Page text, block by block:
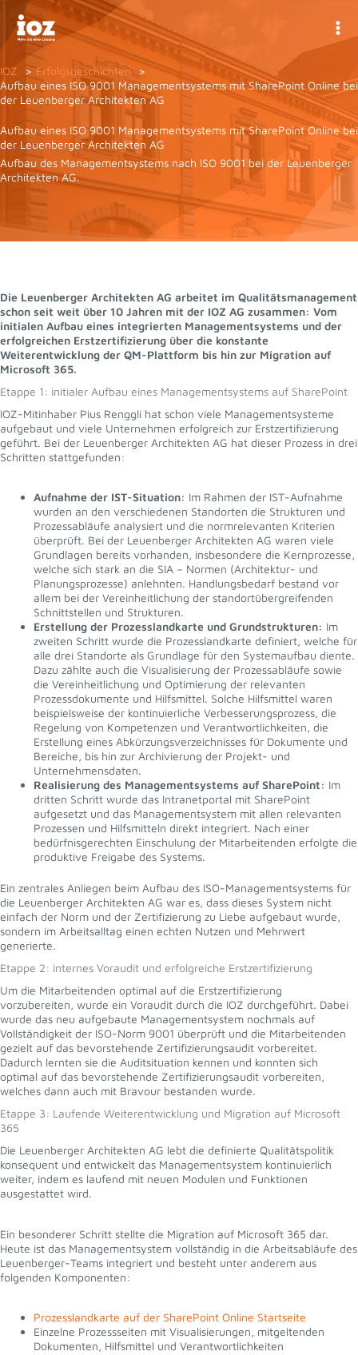
Inhalt
springen
IOZ
Erfolgsgeschichten
Aufbau eines ISO 9001 Managementsystems mit SharePoint Online bei
der Leuenberger Architekten AG
Aufbau eines ISO 9001 Managementsystems mit SharePoint Online bei
der Leuenberger Architekten AG
Aufbau des Managementsystems nach ISO 9001 bei der Leuenberger
Architekten AG.
Die Leuenberger Architekten AG arbeitet im Qualitätsmanagement
schon seit weit über 10 Jahren mit der IOZ AG zusammen: Vom
initialen Aufbau eines integrierten Managementsystems und der
erfolgreichen Erstzertifizierung über die konstante
Weiterentwicklung der QM-Plattform bis hin zur Migration auf
Microsoft 365.
Etappe 1: initialer Aufbau eines Managementsystems auf SharePoint
IOZ-Mitinhaber Pius Renggli hat schon viele Managementsysteme
aufgebaut und viele Unternehmen erfolgreich zur Erstzertifizierung
geführt. Bei der Leuenberger Architekten AG hat dieser Prozess in drei
Schritten stattgefunden:
Aufnahme der IST-Situation: Im Rahmen der IST-Aufnahme
wurden an den verschiedenen Standorten die Strukturen und
Prozessabläufe analysiert und die normrelevanten Kriterien
überprüft. Bei der Leuenberger Architekten AG waren viele
Grundlagen bereits vorhanden, insbesondere die Kernprozesse,
welche sich stark an die SIA – Normen (Architektur- und
Planungsprozesse) anlehnten. Handlungsbedarf bestand vor
allem bei der Vereinheitlichung der standortübergreifenden
Schnittstellen und Strukturen.
Erstellung der Prozesslandkarte und Grundstrukturen: Im
zweiten Schritt wurde die Prozesslandkarte definiert, welche für
alle drei Standorte als Grundlage für den Systemaufbau diente.
Dazu zählte auch die Visualisierung der Prozessabläufe sowie
die Vereinheitlichung und Optimierung der relevanten
Prozessdokumente und Hilfsmittel. Solche Hilfsmittel waren
beispielsweise der kontinuierliche Verbesserungsprozess, die
Regelung von Kompetenzen und Verantwortlichkeiten, die
Erstellung eines Abkürzungsverzeichnisses für Dokumente und
Bereiche, bis hin zur Archivierung der Projekt- und
Unternehmensdaten.
Realisierung des Managementsystems auf SharePoint: Im
dritten Schritt wurde das Intranetportal mit SharePoint
aufgesetzt und das Managementsystem mit allen relevanten
Prozessen und Hilfsmitteln direkt integriert. Nach einer
bedürfnisgerechten Einschulung der Mitarbeitenden erfolgte die
produktive Freigabe des Systems.
Ein zentrales Anliegen beim Aufbau des ISO-Managementsystems für
die Leuenberger Architekten AG war es, dass dieses System nicht
einfach der Norm und der Zertifizierung zu Liebe aufgebaut wurde,
sondern im Arbeitsalltag einen echten Nutzen und Mehrwert
generierte.
Etappe 2: internes Voraudit und erfolgreiche Erstzertifizierung
Um die Mitarbeitenden optimal auf die Erstzertifizierung
vorzubereiten, wurde ein Voraudit durch die IOZ durchgeführt. Dabei
wurde das neu aufgebaute Managementsystem nochmals auf
Vollständigkeit der ISO-Norm 9001 überprüft und die Mitarbeitenden
gezielt auf das bevorstehende Zertifizierungsaudit vorbereitet.
Dadurch lernten sie die Auditsituation kennen und konnten sich
optimal auf das bevorstehende Zertifizierungsaudit vorbereiten,
welches dann auch mit Bravour bestanden wurde.
Etappe 3: Laufende Weiterentwicklung und Migration auf Microsoft
365
Die Leuenberger Architekten AG lebt die definierte Qualitätspolitik
konsequent und entwickelt das Managementsystem kontinuierlich
weiter, indem es laufend mit neuen Modulen und Funktionen
ausgestattet wird.
Ein besonderer Schritt stellte die Migration auf Microsoft 365 dar.
Heute ist das Managementsystem vollständig in die Arbeitsabläufe des
Leuenberger-Teams integriert und besteht unter anderem aus
folgenden Komponenten:
Prozesslandkarte auf der SharePoint Online Startseite
Einzelne Prozessseiten mit Visualisierungen, mitgeltenden
Dokumenten, Hilfsmittel und Verantwortlichkeiten